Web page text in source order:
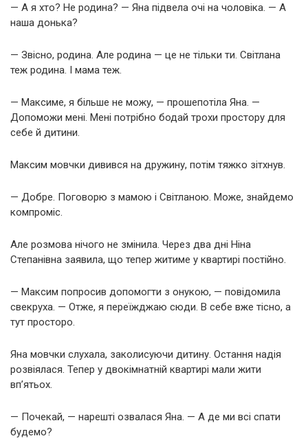
— А я хто? Не родина? — Яна підвела очі на чоловіка. — А
наша донька?
— Звісно, родина. Але родина — це не тільки ти. Світлана
теж родина. І мама теж.
— Максиме, я більше не можу, — прошепотіла Яна. —
Допоможи мені. Мені потрібно бодай трохи простору для
себе й дитини.
Максим мовчки дивився на дружину, потім тяжко зітхнув.
— Добре. Поговорю з мамою і Світланою. Може, знайдемо
компроміс.
Але розмова нічого не змінила. Через два дні Ніна
Степанівна заявила, що тепер житиме у квартирі постійно.
— Максим попросив допомогти з онукою, — повідомила
свекруха. — Отже, я переїжджаю сюди. В себе вже тісно, а
тут просторо.
Яна мовчки слухала, заколисуючи дитину. Остання надія
розвіялася. Тепер у двокімнатній квартирі мали жити
вп’ятьох.
— Почекай, — нарешті озвалася Яна. — А де ми всі спати
будемо?